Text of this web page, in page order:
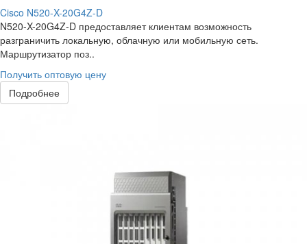
Cisco N520-X-20G4Z-D
N520-X-20G4Z-D предоставляет клиентам возможность
разграничить локальную, облачную или мобильную сеть.
Маршрутизатор поз..
Получить оптовую цену
Подробнее